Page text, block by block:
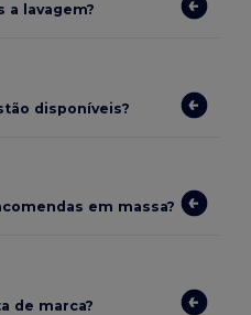
a lavagem?
disponíveis?
em massa?
de marca?